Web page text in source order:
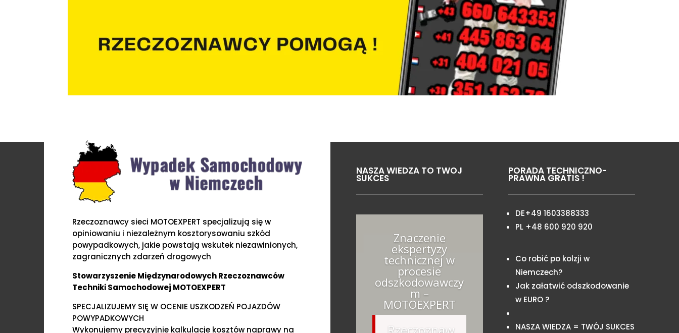
Rzeczoznawcy sieci MOTOEXPERT specjalizują się w
opiniowaniu i niezależnym kosztorysowaniu szkód
powypadkowych, jakie powstają wskutek niezawinionych,
zagranicznych zdarzeń drogowych
Stowarzyszenie Międzynarodowych Rzeczoznawców
Techniki Samochodowej MOTOEXPERT
SPECJALIZUJEMY SIĘ W OCENIE USZKODZEŃ POJAZDÓW
POWYPADKOWYCH
Wykonujemy precyzyjnie kalkulacje kosztów naprawy na
NASZA WIEDZA TO TWOJ
SUKCES
Znaczenie
ekspertyzy
technicznej w
procesie
odszkodowawczy
m –
MOTOEXPERT
PORADA TECHNICZNO-
PRAWNA GRATIS !
DE+49 1603388333
PL +48 600 920 920
Co robić po kolzji w
Niemczech?
Jak załatwić odszkodowanie
w EURO ?
NASZA WIEDZA = TWÓJ SUKCES